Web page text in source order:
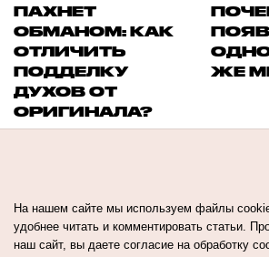
ПАХНЕТ
ОБМАНОМ: КАК
ОТЛИЧИТЬ
ПОДДЕЛКУ
ДУХОВ ОТ
ОРИГИНАЛА?
ЖЕ
На нашем сайте мы используем файлы
удобнее читать и комментировать статьи.
наш сайт, вы даете согласие на обработку